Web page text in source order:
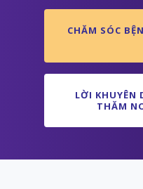
CHĂM SÓC
LỜI KHUYÊN
THĂM